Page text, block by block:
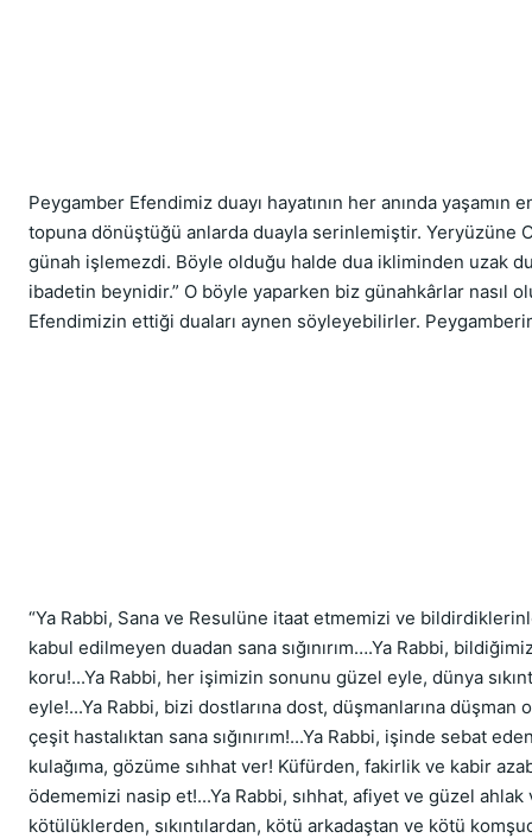
Peygamber Efendimiz duayı hayatının her anında
topuna dönüştüğü anlarda duayla serinlemiştir. Yeryüzüne
günah işlemezdi. Böyle olduğu halde dua ikliminden uzak
ibadetin beynidir.” O böyle yaparken biz günahkârlar nasıl
Efendimizin ettiği duaları aynen söyleyebilirler.
“Ya Rabbi, Sana ve Resulüne itaat etmemizi ve
kabul edilmeyen duadan sana sığınırım….Ya Rabbi,
koru!...Ya Rabbi, her işimizin sonunu güzel eyle, dünya
eyle!...Ya Rabbi, bizi dostlarına dost, düşmanlarına
çeşit hastalıktan sana sığınırım!...Ya Rabbi, işinde sebat
kulağıma, gözüme sıhhat ver! Küfürden, fakirlik ve kabir
ödememizi nasip et!...Ya Rabbi, sıhhat, afiyet ve güzel
kötülüklerden, sıkıntılardan, kötü arkadaştan ve kötü